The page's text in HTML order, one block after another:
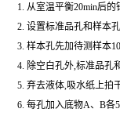
1. 从室温平衡20min后
2. 设置标准品孔和样本
3. 样本孔先加待测样本
4. 除空白孔外,标准品孔
5. 弃去液体,吸水纸上拍
6. 每孔加入底物A、B各